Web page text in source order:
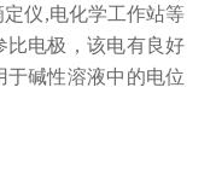
仪,电化学工作站等
比电极，该电有良好
于碱性溶液中的电位